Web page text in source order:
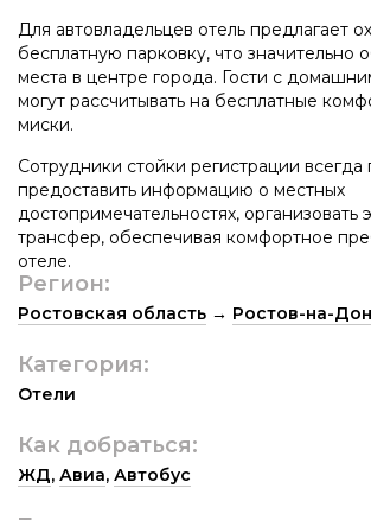
Для автовладельцев отель предлагает
бесплатную парковку, что значительно
места в центре города. Гости с
могут рассчитывать на бесплатные
миски.
Сотрудники стойки регистрации всегда
предоставить информацию о местных
достопримечательностях, организовать
трансфер, обеспечивая комфортное
отеле.
Регион:
Ростовская область → Ростов-на-
Категория:
Отели
Как добраться:
ЖД, Авиа, Автобус